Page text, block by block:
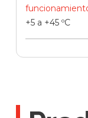
+5 a +45 ºC